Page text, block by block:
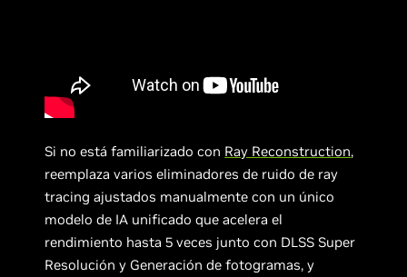
Si no está familiarizado con Ray Reconstruction,
reemplaza varios eliminadores de ruido de ray
tracing ajustados manualmente con un único
modelo de IA unificado que acelera el
rendimiento hasta 5 veces junto con DLSS Super
Resolución y Generación de fotogramas, y